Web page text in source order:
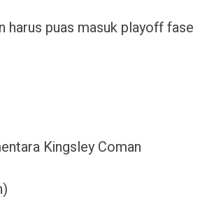
harus puas masuk playoff fase
Kingsley Coman